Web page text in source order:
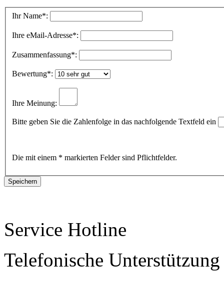
Ihr Name*:
Ihre eMail-Adresse*:
Zusammenfassung*:
Bewertung*:
Ihre Meinung:
Bitte geben Sie die Zahlenfolge in das nachfolgende Textfeld ein
Die mit einem * markierten Felder sind Pflichtfelder.
Service Hotline
Telefonische